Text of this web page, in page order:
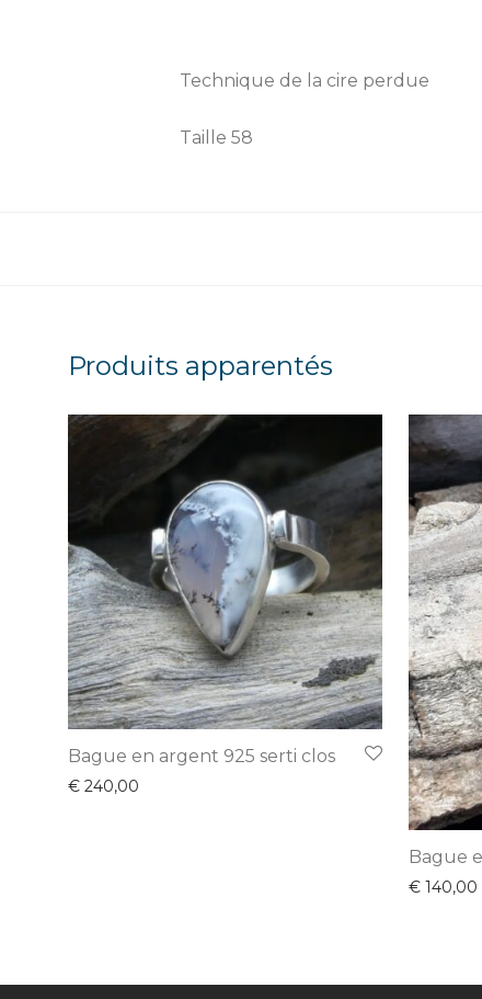
Technique de la cire perdue
Taille 58
Produits apparentés
Bague en argent 925 serti clos
€ 240,00
Bague
€ 140,00